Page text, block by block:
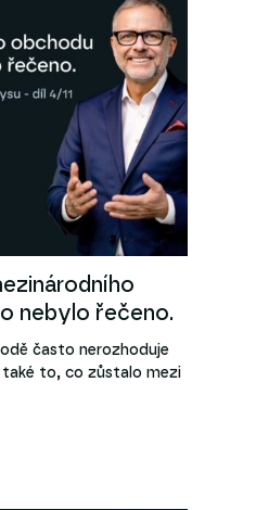
nebylo řečeno.
často nerozhoduje
to, co zůstalo mezi